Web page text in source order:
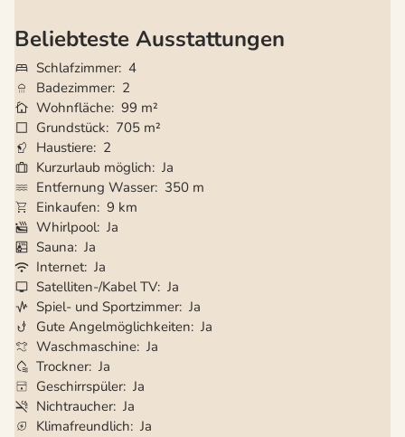
Beliebteste Ausstattungen
Schlafzimmer 4
Badezimmer 2
Wohnfläche 99 m²
Grundstück
705 m²
Haustiere 2
Kurzurlaub möglich Ja
Entfernung Wasser 350 m
Einkaufen 9 km
Whirlpool Ja
Sauna Ja
Internet Ja
Satelliten-/Kabel TV Ja
Spiel- und Sportzimmer Ja
Gute Angelmöglichkeiten Ja
Waschmaschine Ja
Trockner Ja
Geschirrspüler Ja
Nichtraucher Ja
Klimafreundlich Ja